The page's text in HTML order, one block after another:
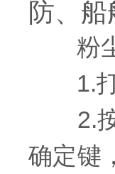
防、
粉尘
1.打
2.按
确定键